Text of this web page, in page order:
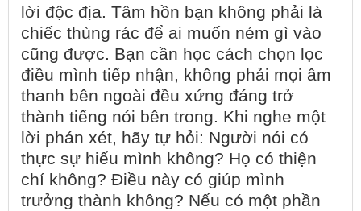
lời độc địa. Tâm hồn bạn không phải là
chiếc thùng rác để ai muốn ném gì vào
cũng được. Bạn cần học cách chọn lọc
điều mình tiếp nhận, không phải mọi âm
thanh bên ngoài đều xứng đáng trở
thành tiếng nói bên trong. Khi nghe một
lời phán xét, hãy tự hỏi: Người nói có
thực sự hiểu mình không? Họ có thiện
chí không? Điều này có giúp mình
trưởng thành không? Nếu có một phần